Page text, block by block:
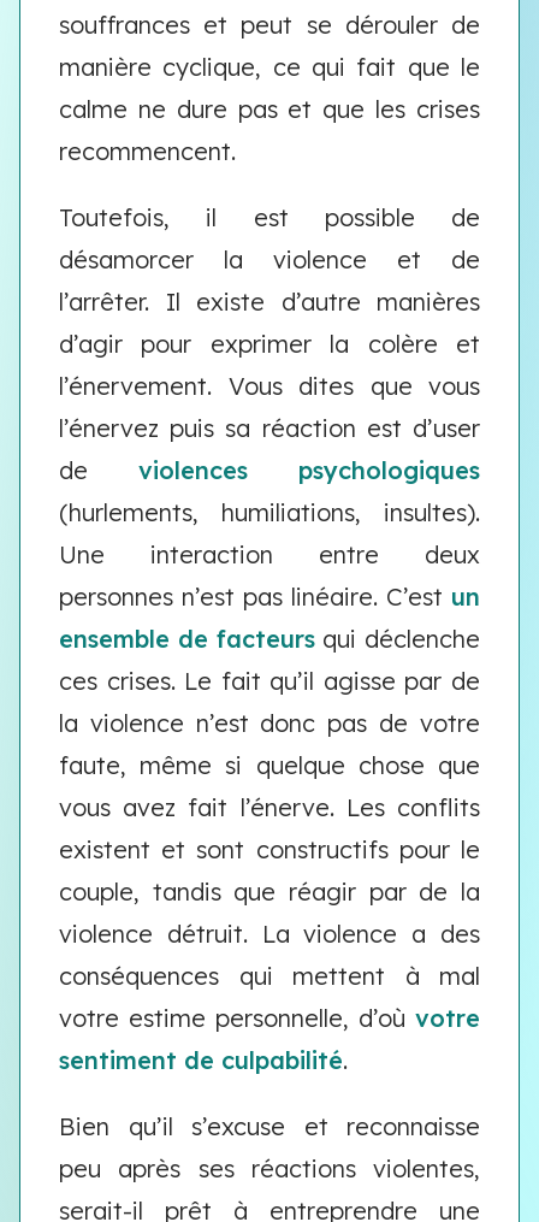
souffrances et peut se dérouler de
manière cyclique, ce qui fait que le
calme ne dure pas et que les crises
recommencent.
Toutefois, il est possible de
désamorcer la violence et de
l’arrêter. Il existe d’autre manières
d’agir pour exprimer la colère et
l’énervement. Vous dites que vous
l’énervez puis sa réaction est d’user
de violences psychologiques
(hurlements, humiliations, insultes).
Une interaction entre deux
personnes n’est pas linéaire. C’est un
ensemble de facteursqui déclenche
ces crises. Le fait qu’il agisse par de
la violence n’est donc pas de votre
faute, même si quelque chose que
vous avez fait l’énerve. Les conflits
existent et sont constructifs pour le
couple, tandis que réagir par de la
violence détruit. La violence a des
conséquences qui mettent à mal
votre estime personnelle, d’où votre
sentiment de culpabilité.
Bien qu’il s’excuse et reconnaisse
peu après ses réactions violentes,
serait-il prêt à entreprendre une